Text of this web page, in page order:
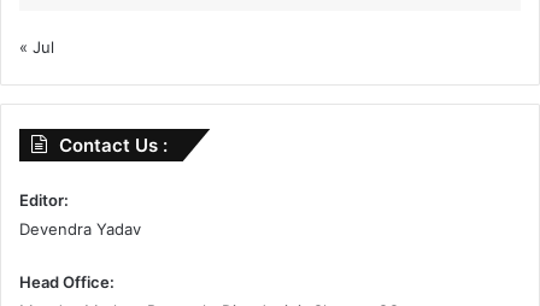
« Jul
Contact Us :
Editor:
Devendra Yadav
Head Office: